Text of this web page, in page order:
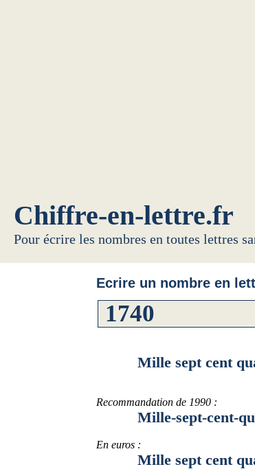
Chiffre-en-lettre.fr
Pour écrire les nombres en toutes lettres
Ecrire un nombre en
Mille sept cent
Recommandation de 1990 :
Mille-sept-cent-
En euros :
Mille sept cent